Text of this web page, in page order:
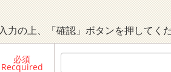
力の上、「確認」ボタンを押してくだ
必須
Recquired